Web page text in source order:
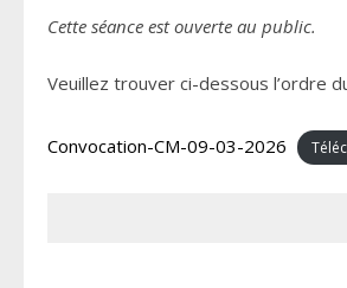
Cette séance est ouverte au public.
Veuillez trouver ci-dessous l’ordre
Convocation-CM-09-03-2026